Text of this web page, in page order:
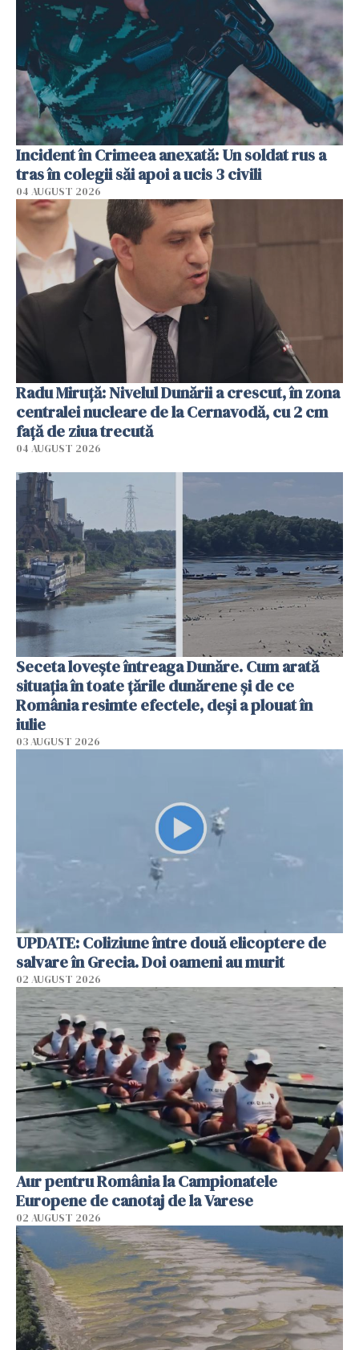
Incident în Crimeea anexată: Un soldat rus a
tras în colegii săi apoi a ucis 3 civili
04 AUGUST 2026
Radu Miruţă: Nivelul Dunării a crescut, în zona
centralei nucleare de la Cernavodă, cu 2 cm
faţă de ziua trecută
04 AUGUST 2026
Seceta lovește întreaga Dunăre. Cum arată
situația în toate țările dunărene și de ce
România resimte efectele, deși a plouat în
iulie
03 AUGUST 2026
UPDATE: Coliziune între două elicoptere de
salvare în Grecia. Doi oameni au murit
02 AUGUST 2026
Aur pentru România la Campionatele
Europene de canotaj de la Varese
02 AUGUST 2026